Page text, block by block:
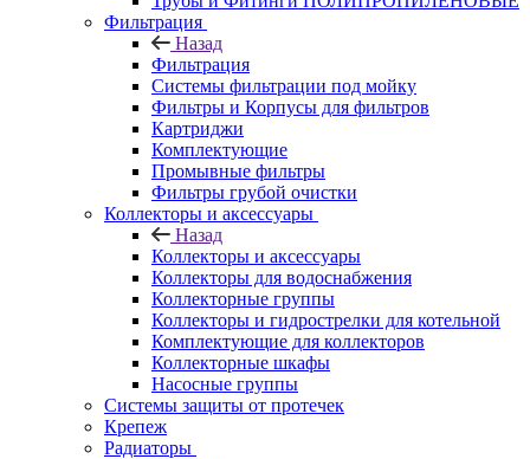
Фильтрация
Назад
Фильтрация
Системы фильтрации под мойку
Фильтры и Корпусы для фильтров
Картриджи
Комплектующие
Промывные фильтры
Фильтры грубой очистки
Коллекторы и аксессуары
Назад
Коллекторы и аксессуары
Коллекторы для водоснабжения
Коллекторные группы
Коллекторы и гидрострелки для котельной
Комплектующие для коллекторов
Коллекторные шкафы
Насосные группы
Системы защиты от протечек
Крепеж
Радиаторы